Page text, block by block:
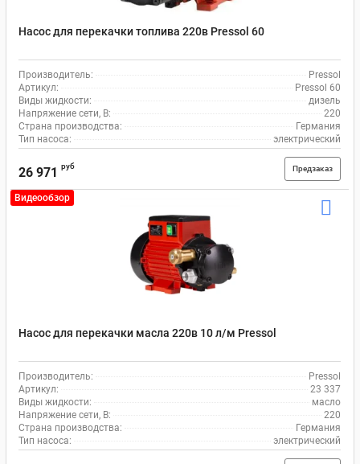
Насос для перекачки топлива 220в Pressol 60
Производитель:
Pressol
Артикул:
Pressol 60
Виды жидкости:
дизель
Напряжение сети, В:
220
Страна производства:
Германия
Тип насоса:
электрический
26 971 руб Предзаказ
Видеообзор
Насос для перекачки масла 220в 10 л/м Pressol
Производитель:
Pressol
Артикул:
23 337
Виды жидкости:
масло
Напряжение сети, В:
220
Страна производства:
Германия
Тип насоса:
электрический